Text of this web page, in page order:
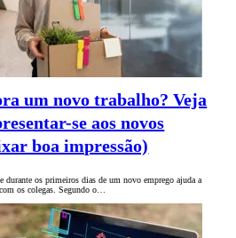
um novo trabalho? Veja
se aos novos
boa impressão)
durante os primeiros dias de um novo emprego ajuda a
os colegas. Segundo o…